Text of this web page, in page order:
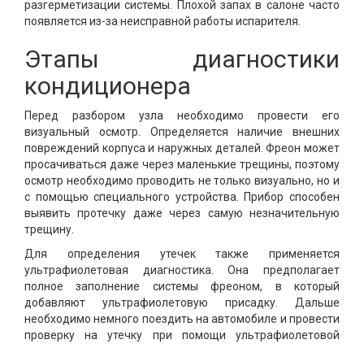
разгерметизации системы. Плохой запах в салоне часто
появляется из-за неисправной работы испарителя.
Этапы диагностики
кондиционера
Перед разбором узла необходимо провести его
визуальный осмотр. Определяется наличие внешних
повреждений корпуса и наружных деталей. Фреон может
просачиваться даже через маленькие трещины, поэтому
осмотр необходимо проводить не только визуально, но и
с помощью специального устройства. Прибор способен
выявить протечку даже через самую незначительную
трещину.
Для определения утечек также применяется
ультрафиолетовая диагностика. Она предполагает
полное заполнение системы фреоном, в который
добавляют ультрафиолетовую присадку. Дальше
необходимо немного поездить на автомобиле и провести
проверку на утечку при помощи ультрафиолетовой